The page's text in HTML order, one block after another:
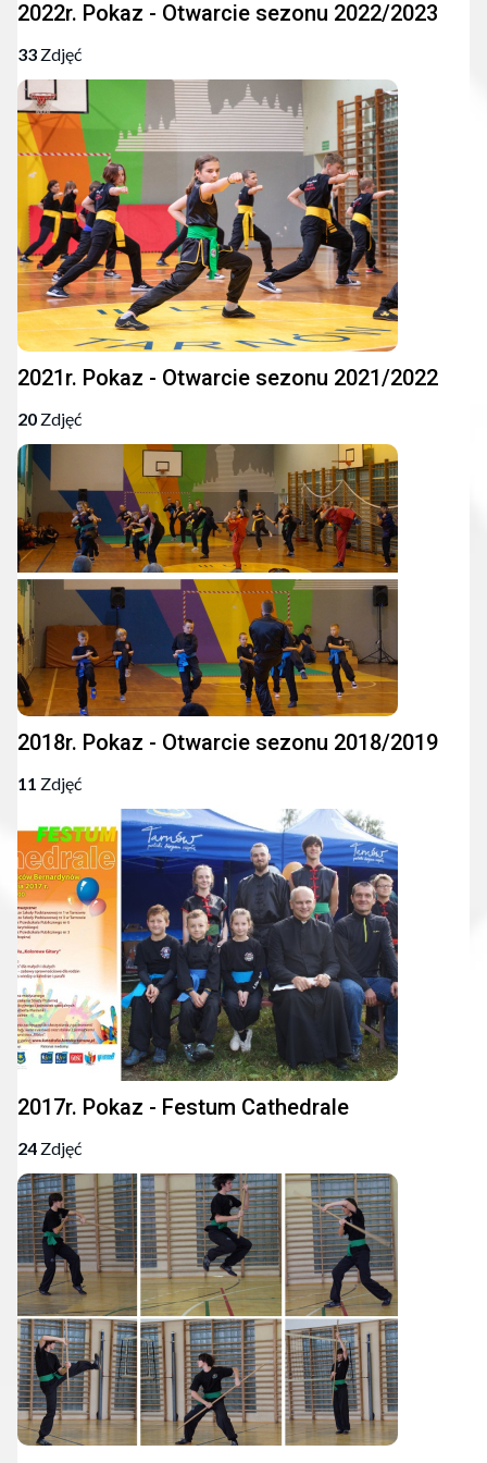
2022r. Pokaz - Otwarcie sezonu 2022/2023
33 Zdjęć
2021r. Pokaz - Otwarcie sezonu 2021/2022
20 Zdjęć
2018r. Pokaz - Otwarcie sezonu 2018/2019
11 Zdjęć
2017r. Pokaz - Festum Cathedrale
24 Zdjęć